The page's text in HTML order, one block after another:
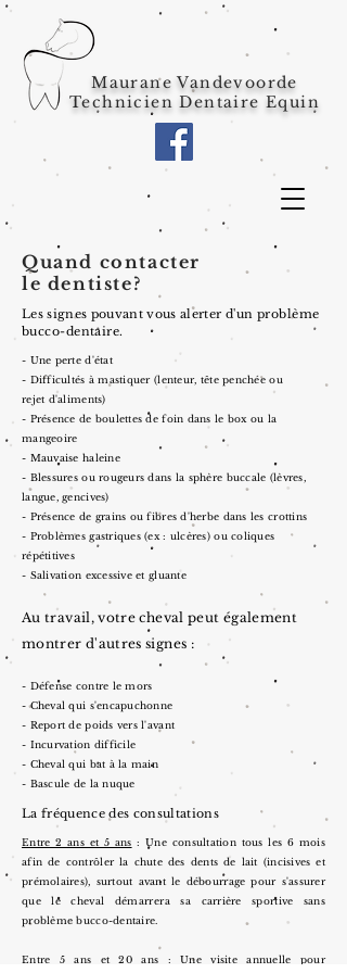
Maurane Vandevoorde
Technicien Dentaire Equin
Quand contacter
le dentiste?
Les signes pouvant vous alerter d'un problème
bucco-dentaire.
- Une perte d'état
- Difficultés à mastiquer (lenteur, tête penchée ou
rejet d'aliments)
- Présence de boulettes de foin dans le box ou la
mangeoire
- Mauvaise haleine
- Blessures ou rougeurs dans la sphère buccale (lèvres,
langue, gencives)
- Présence de grains ou fibres d'herbe dans les crottins
- Problèmes gastriques (ex : ulcères) ou coliques
répétitives
- Salivation excessive et gluante
Au travail, votre cheval peut également
montrer d'autres signes :
- Défense contre le mors
​- Cheval qui s'encapuchonne
- Report de poids vers l'avant
- Incurvation difficile
- Cheval qui bat à la main
- Bascule de la nuque
La fréquence des consultations
Entre 2 ans et 5 ans : Une consultation tous les 6 mois
afin de contrôler la chute des dents de lait (incisives et
prémolaires), surtout avant le débourrage pour s'assurer
que le cheval démarrera sa carrière sportive sans
problème bucco-dentaire.
Entre 5 ans et 20 ans : Une visite annuelle pour